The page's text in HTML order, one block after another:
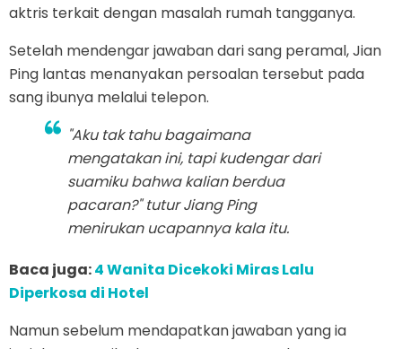
aktris terkait dengan masalah rumah tangganya.
Setelah mendengar jawaban dari sang peramal, Jian
Ping lantas menanyakan persoalan tersebut pada
sang ibunya melalui telepon.
"Aku tak tahu bagaimana
mengatakan ini, tapi kudengar dari
suamiku bahwa kalian berdua
pacaran?" tutur Jiang Ping
menirukan ucapannya kala itu.
Baca juga:4 Wanita Dicekoki Miras Lalu
Diperkosa di Hotel
Namun sebelum mendapatkan jawaban yang ia